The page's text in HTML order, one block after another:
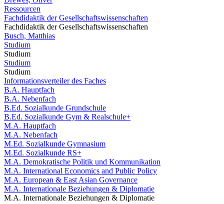
Ressourcen
Fachdidaktik der Gesellschaftswissenschaften
Fachdidaktik der Gesellschaftswissenschaften
Busch, Matthias
Studium
Studium
Studium
Studium
Informationsverteiler des Faches
B.A. Hauptfach
B.A. Nebenfach
B.Ed. Sozialkunde Grundschule
B.Ed. Sozialkunde Gym & Realschule+
M.A. Hauptfach
M.A. Nebenfach
M.Ed. Sozialkunde Gymnasium
M.Ed. Sozialkunde RS+
M.A. Demokratische Politik und Kommunikation
M.A. International Economics and Public Policy
M.A. European & East Asian Governance
M.A. Internationale Beziehungen & Diplomatie
M.A. Internationale Beziehungen & Diplomatie